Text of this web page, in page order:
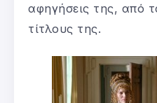
αφηγήσεις της, από
τίτλους της.